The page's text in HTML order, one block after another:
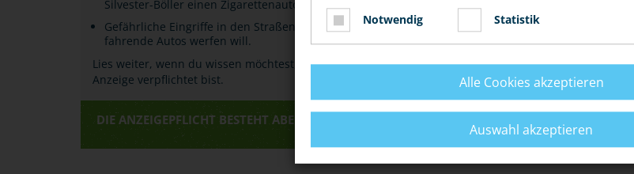
Silvester-Böller einen Zigarettenautomaten "aufsprengen" will.
Gefährliche Eingriffe in den Straßenverkehr (
§ 315bStGB): Du erfährst, dass jemand Steine auf
fahrende Autos werfen will.
Lies weiter, wenn du wissen möchtest, unter welchen Voraussetzungen du bei diesen Straftaten zur
Anzeige verpflichtet bist.
DIE ANZEIGEPFLICHT BESTEHT ABER NUR, WENN...
Notwendig Statistik
Alle Cookies akzeptieren
Auswahl akzeptieren